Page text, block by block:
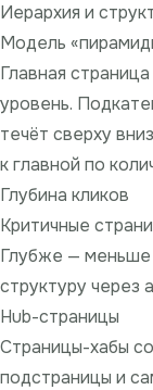
Иерархия и
Модель
Главная
уровень.
течёт сверху
к главной по
Глубина кликов
Критичные
Глубже — меньше
структуру через
Hub-страницы
Страницы-хабы
подстраницы и